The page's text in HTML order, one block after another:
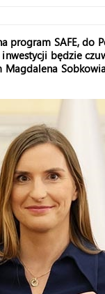
program SAFE,
będzie
Magdalena